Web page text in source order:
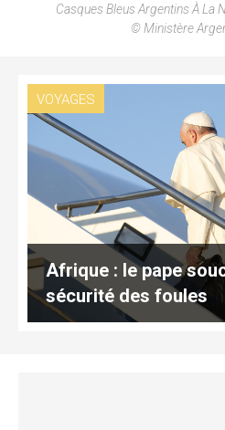
Casques Bleus Argentins À La
© Ministère
VOYAGES
Afrique : le pape
sécurité des foules